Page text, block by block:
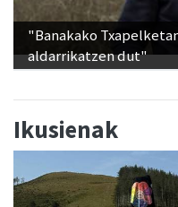
"Banakako
aldarrikatzen dut"
Ikusienak